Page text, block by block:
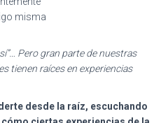
misma
Pero gran parte de nuestras
tienen raíces en experiencias
desde la raíz, escuchando